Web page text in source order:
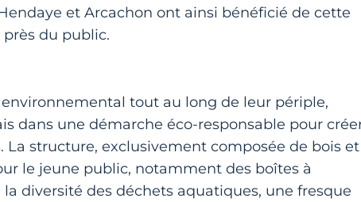
et Arcachon ont ainsi bénéficié de cette
du public.
tout au long de leur périple,
dans une démarche éco-responsable pour
structure, exclusivement composée de bois et
le jeune public, notamment des boîtes à
diversité des déchets aquatiques, une fresque